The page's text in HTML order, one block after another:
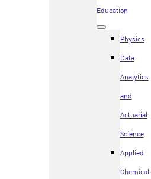
Education
Physics
Data
Analytics
and
Actuarial
Science
Applied
Chemical